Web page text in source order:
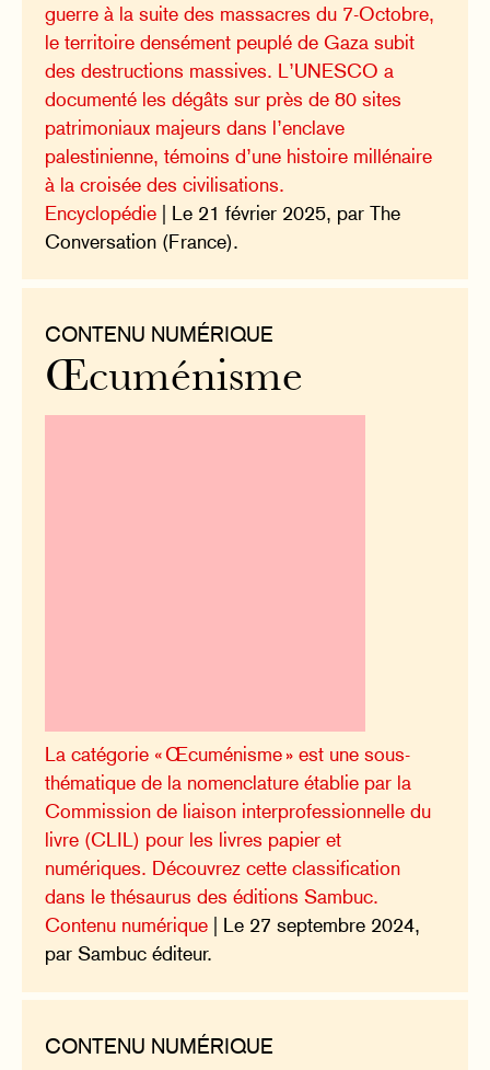
guerre à la suite des massacres du 7-Octobre,
le territoire densément peuplé de Gaza subit
des destructions massives. L’UNESCO a
documenté les dégâts sur près de 80 sites
patrimoniaux majeurs dans l’enclave
palestinienne, témoins d’une histoire millénaire
à la croisée des civilisations.
Encyclopédie | Le 21 février 2025, par The
Conversation (France).
CONTENU NUMÉRIQUE
Œcuménisme
La catégorie « Œcuménisme » est une sous-
thématique de la nomenclature établie par la
Commission de liaison interprofessionnelle du
livre (CLIL) pour les livres papier et
numériques. Découvrez cette classification
dans le thésaurus des éditions Sambuc.
Contenu numérique | Le 27 septembre 2024,
par Sambuc éditeur.
CONTENU NUMÉRIQUE